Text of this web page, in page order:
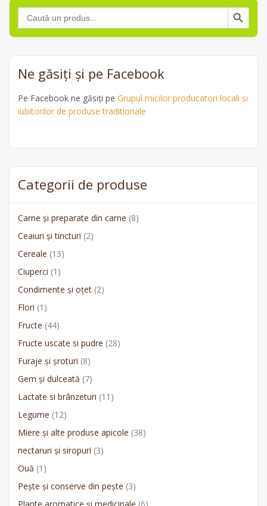
Search
for:
Search Button
Ne găsiți și pe Facebook
Pe Facebook ne găsiți pe Grupul micilor producatori locali si
iubitorilor de produse traditionale
Categorii de produse
Carne și preparate din carne (8)
Ceaiuri și tincturi (2)
Cereale (13)
Ciuperci (1)
Condimente și oțet (2)
Flori (1)
Fructe (44)
Fructe uscate si pudre (28)
Furaje și șroturi (8)
Gem și dulceată (7)
Lactate si brânzeturi (11)
Legume (12)
Miere și alte produse apicole (38)
nectaruri și siropuri (3)
Ouă (1)
Pește și conserve din pește (3)